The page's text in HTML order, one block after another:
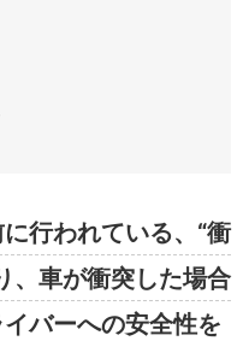
行われている、“衝
、車が衝突した場合
バーへの安全性を